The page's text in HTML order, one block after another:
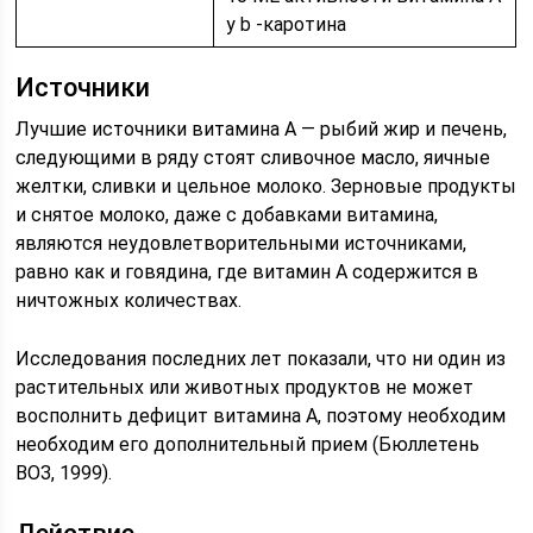
у b -каротина
Источники
Лучшие источники витамина А — рыбий жир и печень,
следующими в ряду стоят сливочное масло, яичные
желтки, сливки и цельное молоко. Зерновые продукты
и снятое молоко, даже с добавками витамина,
являются неудовлетворительными источниками,
равно как и говядина, где витамин А содержится в
ничтожных количествах.
Исследования последних лет показали, что ни один из
растительных или животных продуктов не может
восполнить дефицит витамина А, поэтому необходим
необходим его дополнительный прием (Бюллетень
ВОЗ, 1999).